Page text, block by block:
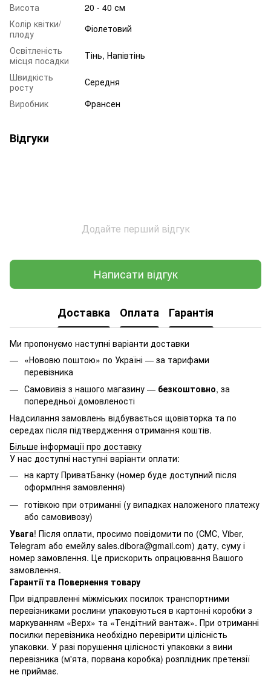
Висота
20 - 40 см
Колір квітки/
плоду
Фіолетовий
Освітленість
місця посадки
Тінь, Напівтінь
Швидкість
росту
Середня
Виробник
Франсен
Відгуки
Додайте перший відгук
Написати відгук
Доставка Оплата Гарантія
Ми пропонуємо наступні варіанти доставки
«Нововю поштою» по Україні — за тарифами
перевізника
Самовивіз з нашого магазину — безкоштовно, за
попередньої домовленості
Надсилання замовлень відбувається щовівторка та по
середах після підтвердження отримання коштів.
Більше інформації про доставку
У нас доступні наступні варіанти оплати:
на карту ПриватБанку (номер буде доступний після
оформлння замовлення)
готівкою при отриманні (у випадках наложеного платежу
або самовивозу)
Увага! Після оплати, просимо повідомити по (СМС, Viber,
Telegram або емейлу sales.dibora@gmail.com) дату, суму і
номер замовлення. Це прискорить опрацювання Вашого
замовлення.
Гарантії та Повернення товару
При відправленні міжміських посилок транспортними
перевізниками рослини упаковуються в картонні коробки з
маркуванням «Верх» та «Тендітний вантаж». При отриманні
посилки перевізника необхідно перевірити цілісність
упаковки. У разі порушення цілісності упаковки з вини
перевізника (м'ята, порвана коробка) розплідник претензії
не приймає.